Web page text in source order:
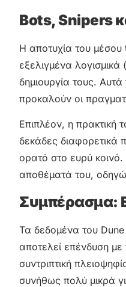
Bots, Snipers
Η αποτυχία του μέσου
εξελιγμένα
δημιουργία τους.
προκαλούν οι
Επιπλέον, η πρακτική
δεκάδες διαφορετικά
ορατό στο ευρύ
αποθέματά του,
Συμπέρασμα:
Τα δεδομένα του
αποτελεί επένδυση
συντριπτική
συνήθως πολύ μικρά